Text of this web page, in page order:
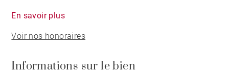
Le bien est loué non meublé et se distingue par son
excellente distribution, ses volumes généreux et sa
indépendant, d’une salle à manger, d’un bureau idéal
En savoir plus
Voir nos honoraires
Informations sur le bien